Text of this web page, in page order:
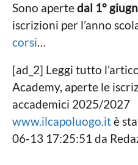
Sono apertedal 1°
iscrizioni per l’anno
corsi…
[ad_2] Leggi tutto
Academy, aperte le
accademici 2025/2027
www.ilcapoluogo.itè
06-13 17:25:51 da